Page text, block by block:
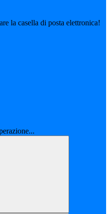
la casella di posta elettronica!